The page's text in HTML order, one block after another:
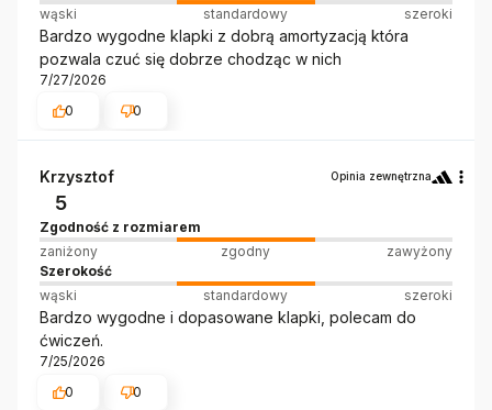
wąski
standardowy szeroki
Bardzo wygodne klapki z dobrą amortyzacją która
pozwala czuć się dobrze chodząc w nich
7/27/2026
0
0
Krzysztof Opinia zewnętrzna
5
Zgodność z rozmiarem
zaniżony
zgodny
zawyżony
Szerokość
wąski
standardowy szeroki
Bardzo wygodne i dopasowane klapki, polecam do
ćwiczeń.
7/25/2026
0
0